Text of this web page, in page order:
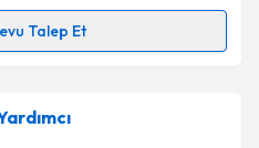
Gönder
Talep Et
Ümmühan Erkoç
Size bu uzmandan